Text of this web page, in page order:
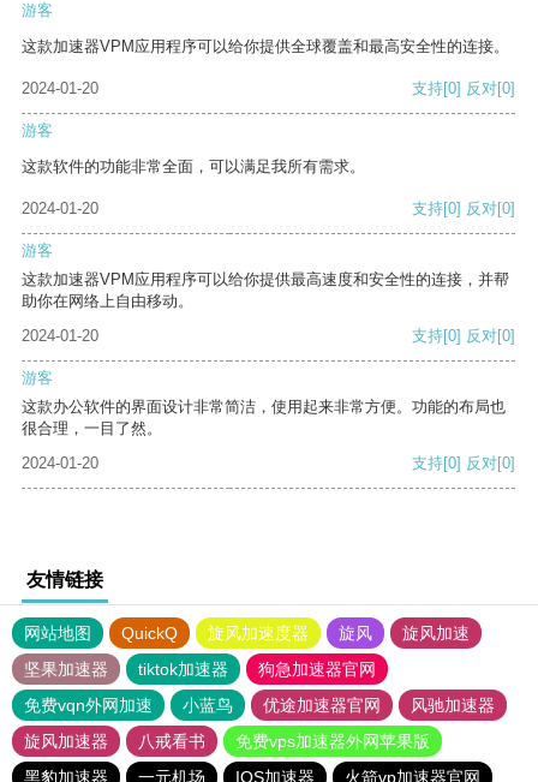
游客
这款加速器VPM应用程序可以给你提供全球覆盖和最高安全性的连接。
2024-01-20 支持[0] 反对[0]
游客
这款软件的功能非常全面，可以满足我所有需求。
2024-01-20 支持[0] 反对[0]
游客
这款加速器VPM应用程序可以给你提供最高速度和安全性的连接，并帮
助你在网络上自由移动。
2024-01-20
支持[0] 反对[0]
游客
这款办公软件的界面设计非常简洁，使用起来非常方便。功能的布局也
很合理，一目了然。
2024-01-20
支持[0] 反对[0]
友情链接
网站地图 QuickQ 旋风加速度器 旋风
旋风加速
坚果加速器
tiktok加速器
狗急加速器官网
免费vqn外网加速
小蓝鸟 优途加速器官网
风驰加速器
旋风加速器
八戒看书
免费vps加速器外网苹果版
黑豹加速器
一元机场 IOS加速器 火箭vp加速器官网